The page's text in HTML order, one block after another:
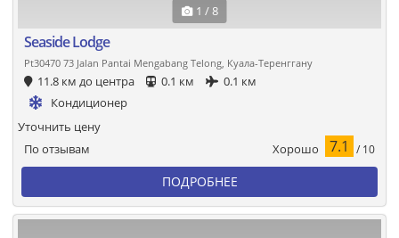
1 / 8
Seaside Lodge
Pt30470 73 Jalan Pantai Mengabang Telong, Куала-Теренггану
11.8 км до центра 0.1 км
0.1 км
Кондиционер
По отзывам Хорошо 7.1 / 10
Уточнить цену
ПОДРОБНЕЕ